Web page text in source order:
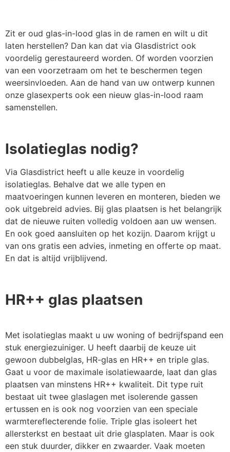
Zit er oud glas-in-lood glas in de ramen en wilt u dit
laten herstellen? Dan kan dat via Glasdistrict ook
voordelig gerestaureerd worden. Of worden voorzien
van een voorzetraam om het te beschermen tegen
weersinvloeden. Aan de hand van uw ontwerp kunnen
onze glasexperts ook een nieuw glas-in-lood raam
samenstellen.
Isolatieglas nodig?
Via Glasdistrict heeft u alle keuze in voordelig
isolatieglas. Behalve dat we alle typen en
maatvoeringen kunnen leveren en monteren, bieden we
ook uitgebreid advies. Bij glas plaatsen is het belangrijk
dat de nieuwe ruiten volledig voldoen aan uw wensen.
En ook goed aansluiten op het kozijn. Daarom krijgt u
van ons gratis een advies, inmeting en offerte op maat.
En dat is altijd vrijblijvend.
HR++ glas plaatsen
Met isolatieglas maakt u uw woning of bedrijfspand een
stuk energiezuiniger. U heeft daarbij de keuze uit
gewoon dubbelglas, HR-glas en HR++ en triple glas.
Gaat u voor de maximale isolatiewaarde, laat dan glas
plaatsen van minstens HR++ kwaliteit. Dit type ruit
bestaat uit twee glaslagen met isolerende gassen
ertussen en is ook nog voorzien van een speciale
warmtereflecterende folie. Triple glas isoleert het
allersterkst en bestaat uit drie glasplaten. Maar is ook
een stuk duurder, dikker en zwaarder. Vaak moeten